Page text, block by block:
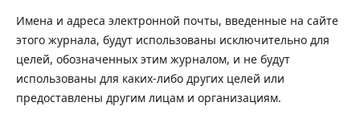
Имена и адреса электронной почты, введенные на сайте
этого журнала, будут использованы исключительно для
целей, обозначенных этим журналом, и не будут
использованы для каких-либо других целей или
предоставлены другим лицам и организациям.